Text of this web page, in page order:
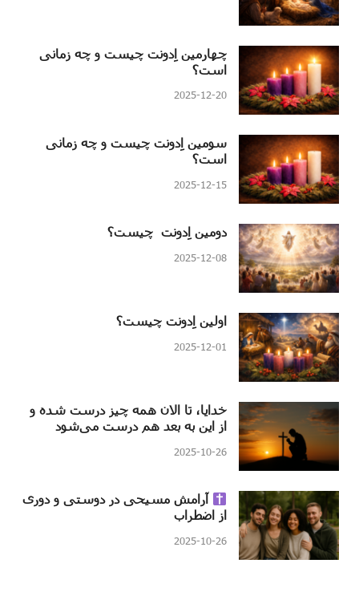
چهارمین اِدونت چیست و چه زمانی
است؟
2025-12-20
سومین اِدونت چیست و چه زمانی
است؟
2025-12-15
دومین اِدونت چیست؟
2025-12-08
اولین اِدونت چیست؟
2025-12-01
خدایا، تا الان همه چیز درست شده و
از این به بعد هم درست می‌شود
2025-10-26
آرامش مسیحی در دوستی و دوری
از اضطراب
2025-10-26